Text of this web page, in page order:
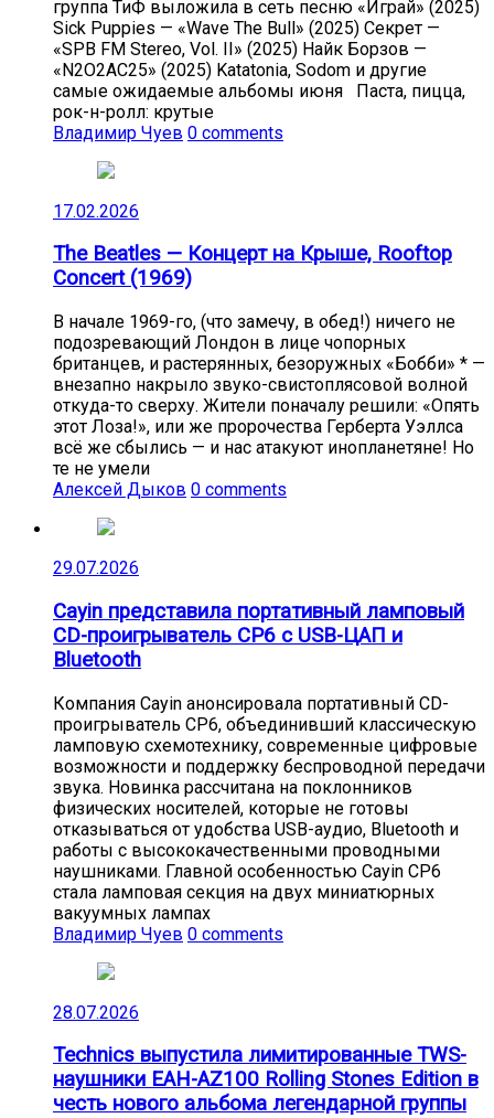
группа ТиФ выложила в сеть песню «Играй» (2025)
Sick Puppies — «Wave The Bull» (2025) Секрет —
«SPB FM Stereo, Vol. II» (2025) Найк Борзов —
«N2O2AC25» (2025) Katatonia, Sodom и другие
самые ожидаемые альбомы июня Паста, пицца,
рок-н-ролл: крутые
Владимир Чуев 0 comments
17.02.2026
The Beatles — Концерт на Крыше, Rooftop
Concert (1969)
В начале 1969-го, (что замечу, в обед!) ничего не
подозревающий Лондон в лице чопорных
британцев, и растерянных, безоружных «Бобби» * —
внезапно накрыло звуко-свистоплясовой волной
откуда-то сверху. Жители поначалу решили: «Опять
этот Лоза!», или же пророчества Герберта Уэллса
всё же сбылись — и нас атакуют инопланетяне! Но
те не умели
Алексей Дыков 0 comments
29.07.2026
Cayin представила портативный ламповый
CD-проигрыватель CP6 с USB-ЦАП и
Bluetooth
Компания Cayin анонсировала портативный CD-
проигрыватель CP6, объединивший классическую
ламповую схемотехнику, современные цифровые
возможности и поддержку беспроводной передачи
звука. Новинка рассчитана на поклонников
физических носителей, которые не готовы
отказываться от удобства USB-аудио, Bluetooth и
работы с высококачественными проводными
наушниками. Главной особенностью Cayin CP6
стала ламповая секция на двух миниатюрных
вакуумных лампах
Владимир Чуев 0 comments
28.07.2026
Technics выпустила лимитированные TWS-
наушники EAH-AZ100 Rolling Stones Edition в
честь нового альбома легендарной группы